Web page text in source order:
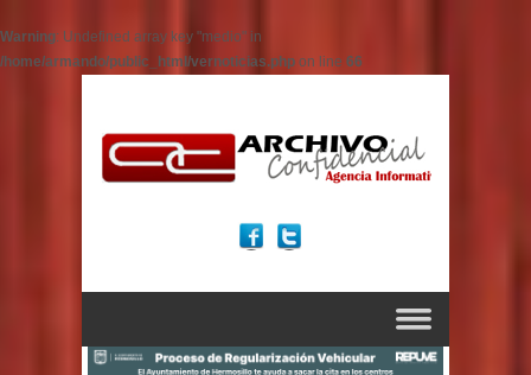
Warning: Undefined array key "medio" in
/home/armando/public_html/vernoticias.php on line 66